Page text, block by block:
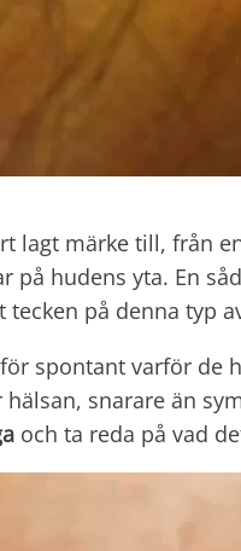
lagt märke till, från
på hudens yta. En
tecken på denna typ
spontant varför de
hälsan, snarare än
och ta reda på vad